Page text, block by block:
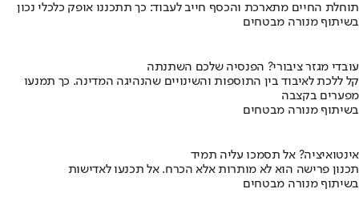
תוחלת החיים מתארכת והכסף חייב לעבוד: כך תתכננו אופק כלכלי נכון
בשיתוף מנורה מבטחים
עובדי מגזר ציבורי? הפנסיה שלכם השתנתה
קל ללכת לאיבוד בין התוספות והשינויים שהנהיגה המדינה. כך תמנעו
מפערים בקצבה
בשיתוף מנורה מבטחים
אינטואיציה? אל תסמכו עליה תמיד
תכנון פרישה הוא לא מותרות אלא הכרח. אל תכנעו לאדישות
בשיתוף מנורה מבטחים